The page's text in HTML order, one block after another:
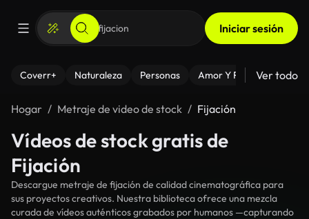
Iniciar sesión
Coverr+ Naturaleza Personas Amor Y Relaciones
Ver todo
Hogar Metraje de video de stock Fijación
Vídeos de stock gratis de
Fijación
Descargue metraje de fijación de calidad cinematográfica para
sus proyectos creativos. Nuestra biblioteca ofrece una mezcla
curada de vídeos auténticos grabados por humanos —capturando